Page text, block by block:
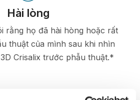
Hài lòng
rằng họ đã hài hòng hoặc rất
thuật của mình sau khi nhìn
Crisalix trước phẫu thuật.*